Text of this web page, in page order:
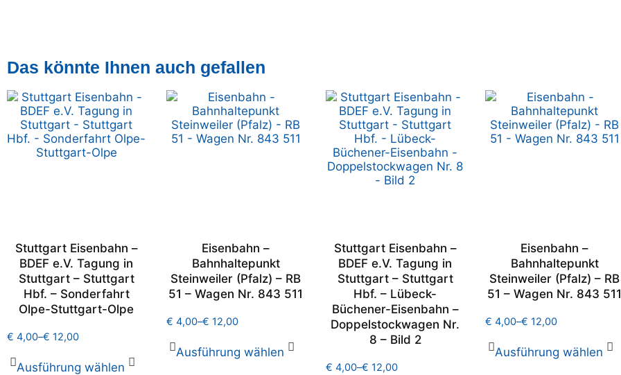
Das könnte Ihnen auch gefallen
Stuttgart Eisenbahn –
BDEF e.V. Tagung in
Stuttgart – Stuttgart
Hbf. – Sonderfahrt
Olpe-Stuttgart-Olpe
€ 4,00–€ 12,00
Ausführung wählen
Eisenbahn –
Bahnhaltepunkt
Steinweiler (Pfalz) – RB
51 – Wagen Nr. 843 511
€ 4,00–€ 12,00
Ausführung wählen
Stuttgart Eisenbahn –
BDEF e.V. Tagung in
Stuttgart – Stuttgart
Hbf. – Lübeck-
Büchener-Eisenbahn –
Doppelstockwagen Nr.
8 – Bild 2
€ 4,00–€ 12,00
Eisenbahn –
Bahnhaltepunkt
Steinweiler (Pfalz) – RB
51 – Wagen Nr. 843 511
€ 4,00–€ 12,00
Ausführung wählen